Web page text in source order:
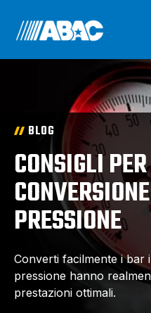
BLOG
CONSIGLI
PRESSIONE
Converti facilmente i bar
pressione hanno
prestazioni ottimali.